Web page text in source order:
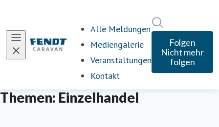
Alle Meldungen
Mediengalerie
Veranstaltungen
Kontakt
Folgen
Nicht mehr
folgen
Themen: Einzelhandel